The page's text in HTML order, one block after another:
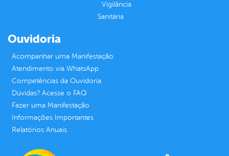
Vigilância
Sanitária
Ouvidoria
Acompanhar uma Manifestação
Atendimento via WhatsApp
Competências da Ouvidoria
Dúvidas? Acesse o FAQ
Fazer uma Manifestação
Informações Importantes
Relatórios Anuais